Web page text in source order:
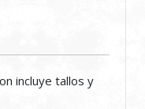
incluye tallos y